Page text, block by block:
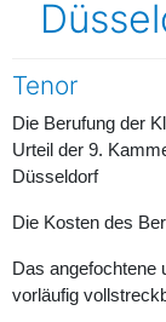
Tenor
Die Berufung der
Urteil der 9.
Düsseldorf
Die Kosten des
Das angefochtene
vorläufig